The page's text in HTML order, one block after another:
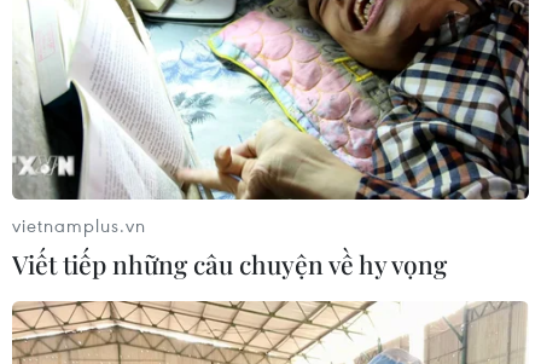
vietnamplus.vn
Viết tiếp những câu chuyện về hy vọng